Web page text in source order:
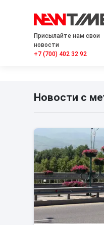
Присылайте нам свои
новости
+7 (700) 402 32 92
Новости с